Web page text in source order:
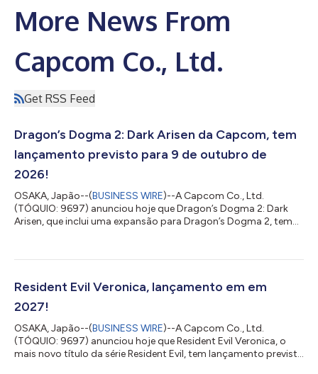
More News From
Capcom Co., Ltd.
Get RSS Feed
Dragon’s Dogma 2: Dark Arisen da Capcom, tem
lançamento previsto para 9 de outubro de
2026!
OSAKA, Japão--(BUSINESS WIRE)--A Capcom Co., Ltd.
(TÓQUIO: 9697) anunciou hoje que Dragon’s Dogma 2: Dark
Arisen, que inclui uma expansão para Dragon’s Dogma 2, tem
fantasia, onde os jogadores se aventuram em um vasto mundo
jogo em 2012, a série conquistou elogios em todo o mundo
por recursos de jogabilidade como seus companhe...
Resident Evil Veronica, lançamento em em
2027!
OSAKA, Japão--(BUSINESS WIRE)--A Capcom Co., Ltd.
(TÓQUIO: 9697) anunciou hoje que Resident Evil Veronica, o
mais novo título da série Resident Evil, tem lançamento previsto